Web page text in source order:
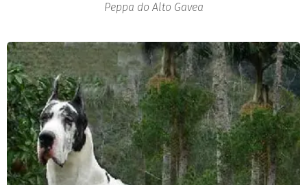
Peppa do Alto Gavea